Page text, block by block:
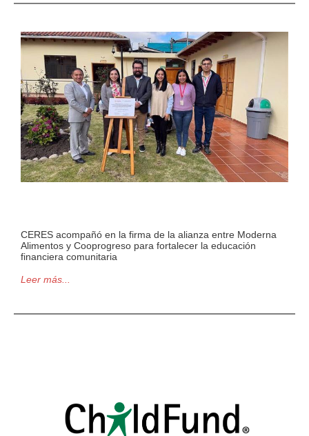
CERES acompañó en la firma de la alianza entre Moderna
Alimentos y Cooprogreso para fortalecer la educación
financiera comunitaria
Leer más...